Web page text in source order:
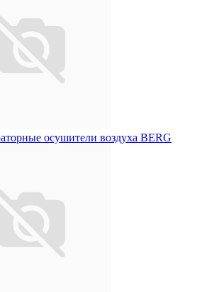
осушители воздуха BERG